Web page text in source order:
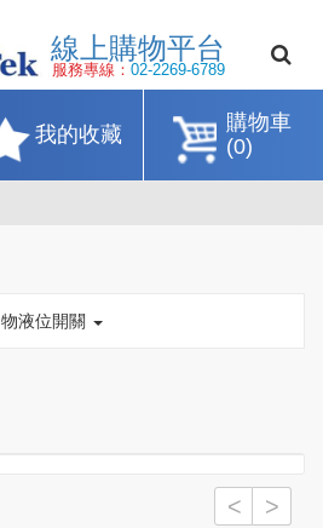
線上購物平
服務專線：02-2269-
購物車
(0)
我的收藏
物液位開關